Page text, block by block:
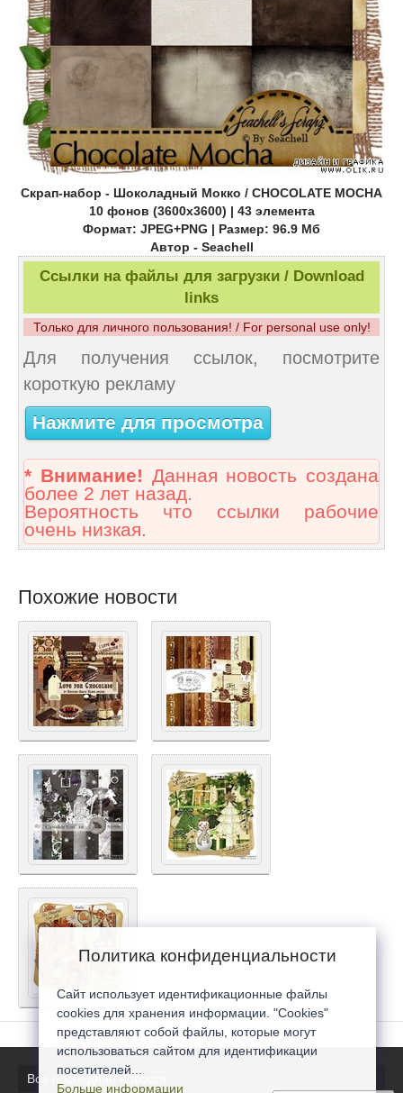
Скрап-набор - Шоколадный Мокко / CHOCOLATE MOCHA
10 фонов (3600х3600) | 43 элемента
Формат: JPEG+PNG | Размер: 96.9 Mб
Автор - Seachell
Ссылки на файлы для загрузки / Download
links
Только для личного пользования! / For personal use only!
Для получения ссылок, посмотрите
короткую рекламу
Нажмите для просмотра
* Внимание! Данная новость создана
более 2 лет назад.
Вероятность что ссылки рабочие
очень низкая.
Похожие новости
Все последние новости
Политика конфиденциальности
Сайт использует идентификационные файлы
cookies для хранения информации. "Cookies"
представляют собой файлы, которые могут
использоваться сайтом для идентификации
посетителей...
Больше информации